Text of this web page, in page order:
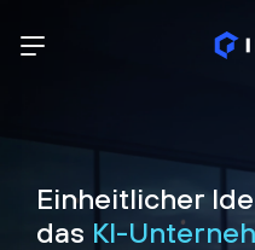
Einheitlicher
das KI-